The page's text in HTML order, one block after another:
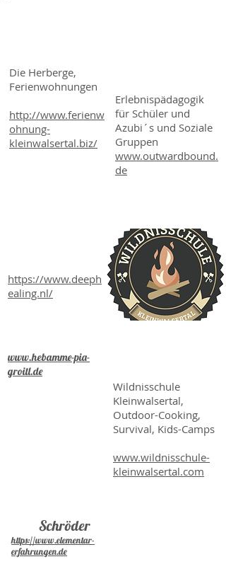
Erlebnispädagogik
für Schüler und
Azubi´s und Soziale
Gruppen
www.outwardbound.
de
Die Herberge,
Ferienwohnungen
http://www.ferienw
ohnung-
kleinwalsertal.biz/
https://www.deeph
ealing.nl/
www.hebamme-pia-
groitl.de
Schröder
https://www.elementar-
erfahrungen.de
Wildnisschule
Kleinwalsertal,
Outdoor-Cooking,
Survival, Kids-Camps
www.wildnisschule-
kleinwalsertal.com